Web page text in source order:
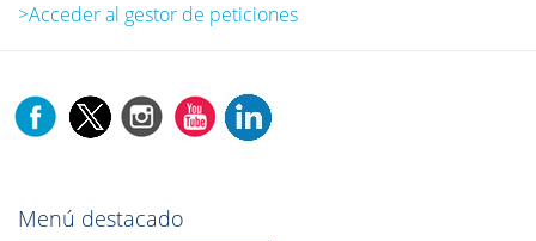
>Acceder al gestor de peticiones
Menú destacado